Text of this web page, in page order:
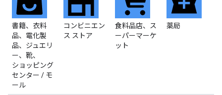
書籍、衣料
品、電化製
品、ジュエリ
ー、靴、
ショッピング
センター / モ
ール
コンビニエン
ス ストア
食料品店、ス
ーパーマーケ
ット
薬局